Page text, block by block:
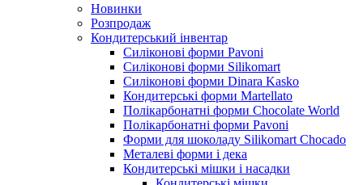
Новинки
Розпродаж
Кондитерський інвентар
Силіконові форми Pavoni
Силіконові форми Silikomart
Силіконові форми Dinara Kasko
Кондитерські форми Martellato
Полікарбонатні форми Chocolate World
Полікарбонатні форми Pavoni
Форми для шоколаду Silikomart Chocado
Металеві форми і дека
Кондитерські мішки і насадки